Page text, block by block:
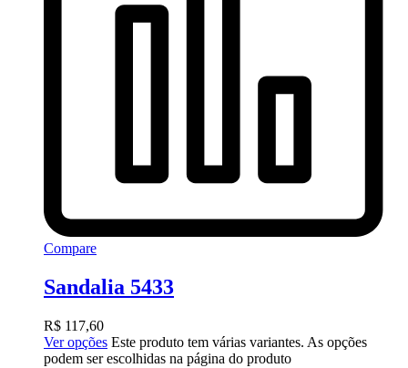
Compare
Sandalia 5433
R$ 117,60
Ver opções Este produto tem várias variantes. As opções
podem ser escolhidas na página do produto